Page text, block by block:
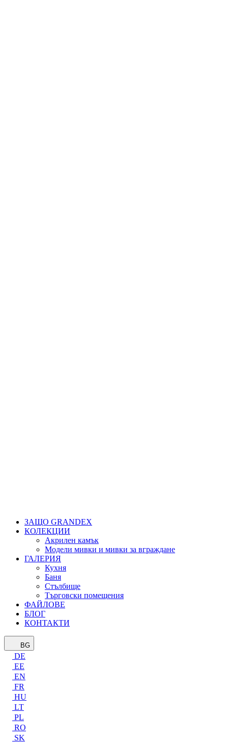
ЗАЩО GRANDEX
КОЛЕКЦИИ
Акрилен камък
Модели мивки и мивки за вграждане
ГАЛЕРИЯ
Кухня
Баня
Стълбище
Търговски помещения
ФАЙЛОВЕ
БЛОГ
КОНТАКТИ
BG
DE
EE
EN
FR
HU
LT
PL
RO
SK